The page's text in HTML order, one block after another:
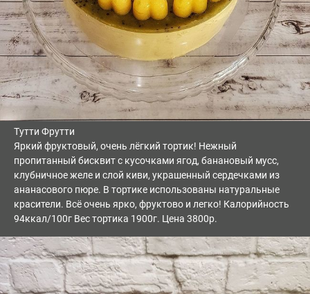
Тутти Фрутти
Яркий фруктовый, очень лёгкий тортик! Нежный
пропитанный бисквит с кусочками ягод, банановый мусс,
клубничное желе и слой киви, украшенный сердечками из
ананасового пюре. В тортике использованы натуральные
красители. Всё очень ярко, фруктово и легко! Калорийность
94ккал/100г Вес тортика 1900г. Цена 3800р.